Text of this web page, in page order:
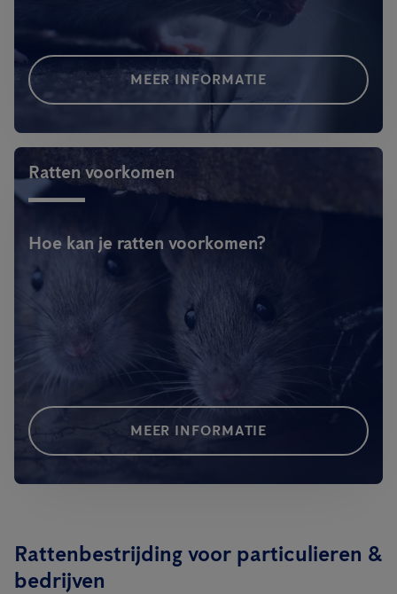
MEER INFORMATIE
Ratten voorkomen
Hoe kan je ratten voorkomen?
MEER INFORMATIE
Rattenbestrijding voor particulieren &
bedrijven